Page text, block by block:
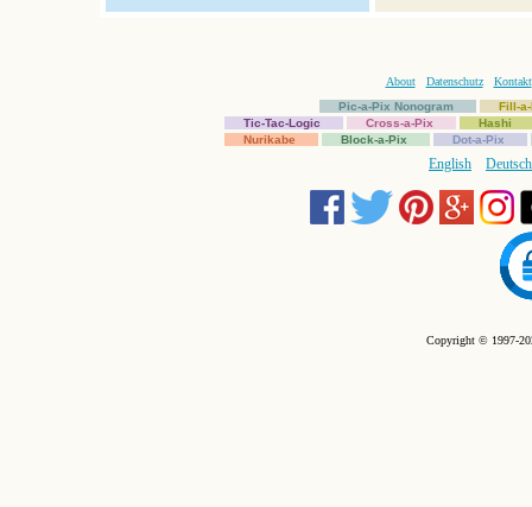
About Datenschutz
Kontakt
Pic-a-Pix Nonogram
Fill-
Tic-Tac-Logic
Cross-a-Pix
Hashi
Nurikabe
Block-a-Pix Dot-a-Pix
English Deutsch
Copyright © 1997-